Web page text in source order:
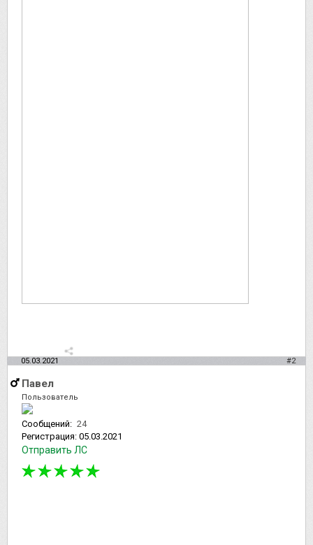
05.03.2021 #2
Павел
Пользователь
Сообщений: 24
Регистрация: 05.03.2021
Отправить ЛС